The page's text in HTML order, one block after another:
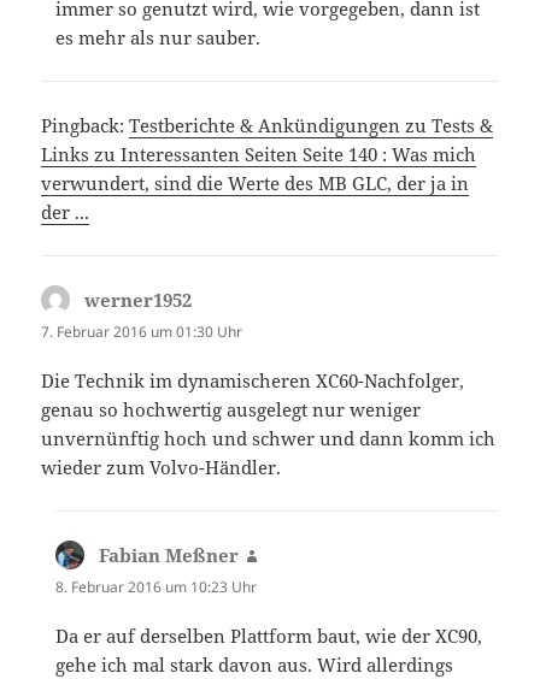
immer so genutzt wird, wie vorgegeben, dann ist
es mehr als nur sauber.
Pingback:Testberichte & Ankündigungen zu Tests &
Links zu Interessanten Seiten Seite 140 : Was mich
verwundert, sind die Werte des MB GLC, der ja in
der ...
werner1952
7. Februar 2016 um 01:30 Uhr
Die Technik im dynamischeren XC60-Nachfolger,
genau so hochwertig ausgelegt nur weniger
unvernünftig hoch und schwer und dann komm ich
wieder zum Volvo-Händler.
Fabian Meßner
8. Februar 2016 um 10:23 Uhr
Da er auf derselben Plattform baut, wie der XC90,
gehe ich mal stark davon aus. Wird allerdings